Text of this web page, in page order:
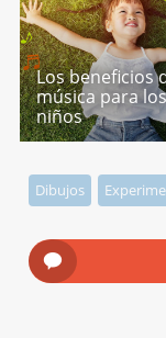
Los beneficios
música para los
niños
Dibujos